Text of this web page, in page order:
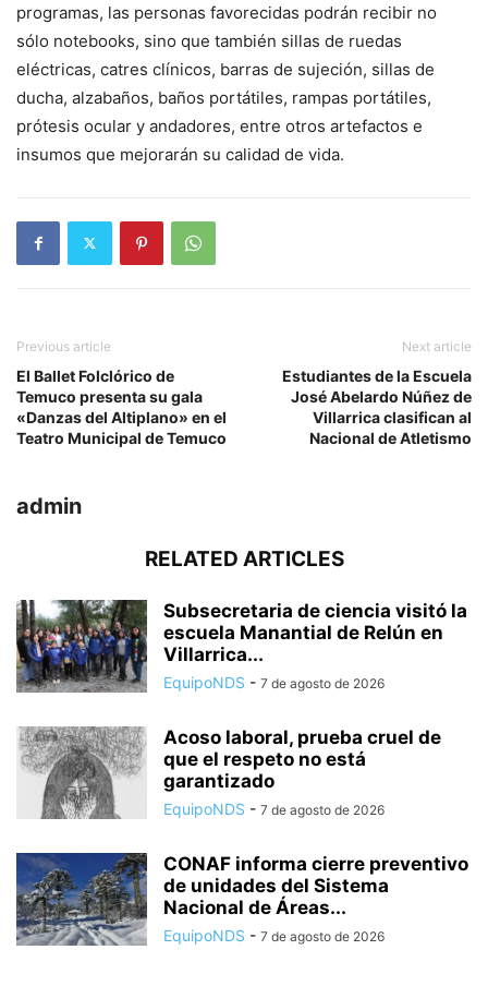
programas, las personas favorecidas podrán recibir no
sólo notebooks, sino que también sillas de ruedas
eléctricas, catres clínicos, barras de sujeción, sillas de
ducha, alzabaños, baños portátiles, rampas portátiles,
prótesis ocular y andadores, entre otros artefactos e
insumos que mejorarán su calidad de vida.
Previous article
El Ballet Folclórico de
Temuco presenta su gala
«Danzas del Altiplano» en el
Teatro Municipal de Temuco
Next article
Estudiantes de la Escuela
José Abelardo Núñez de
Villarrica clasifican al
Nacional de Atletismo
admin
RELATED ARTICLES
Subsecretaria de ciencia visitó la
escuela Manantial de Relún en
Villarrica...
EquipoNDS - 7 de agosto de 2026
Acoso laboral, prueba cruel de
que el respeto no está
garantizado
EquipoNDS - 7 de agosto de 2026
CONAF informa cierre preventivo
de unidades del Sistema
Nacional de Áreas...
EquipoNDS - 7 de agosto de 2026